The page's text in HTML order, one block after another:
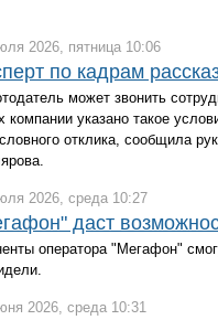
2026, пятница 10:06
по кадрам
может звонить
компании указано такое
отклика, сообщила
2026, среда 10:27
даст
оператора "Мегафон"
2026, среда 10:31